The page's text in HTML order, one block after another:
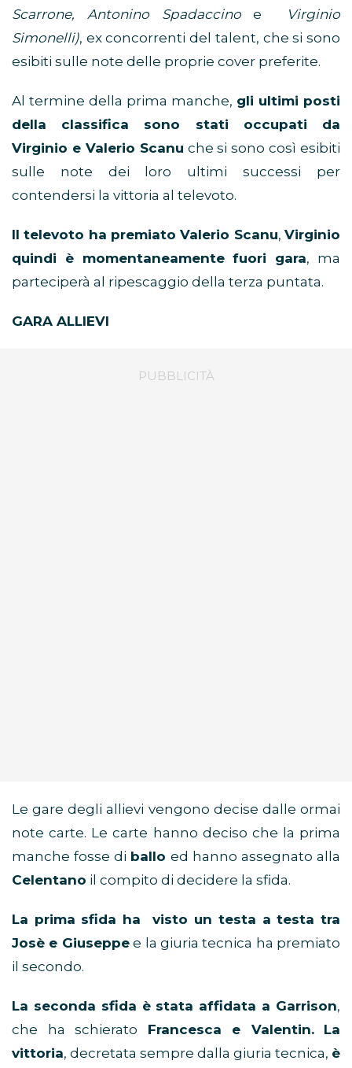
Scarrone, Antonino Spadaccinoe
Virginio
Simonelli), ex concorrenti del talent, che si sono
esibiti sulle note delle proprie cover preferite.
Al termine della prima manche, gli ultimi posti
della classifica sono stati occupati da
Virginio e Valerio Scanu che si sono così esibiti
sulle note dei loro ultimi successi per
contendersi la vittoria al televoto.
Il televoto ha premiato Valerio Scanu,Virginio
quindi è momentaneamente fuori gara, ma
parteciperà al ripescaggio della terza puntata.
GARA ALLIEVI
Le gare degli allievi vengono decise dalle ormai
note carte. Le carte hanno deciso che la prima
manche fosse di ballo ed hanno assegnato alla
Celentano il compito di decidere la sfida.
La prima sfida ha visto un testa a testa tra
Josè e Giuseppee la giuria tecnica ha premiato
il secondo.
La seconda sfida è stata affidata a Garrison,
che ha schierato Francesca e Valentin.
La
vittoria, decretata sempre dalla giuria tecnica, è